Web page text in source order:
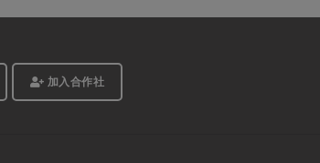
加入合作社